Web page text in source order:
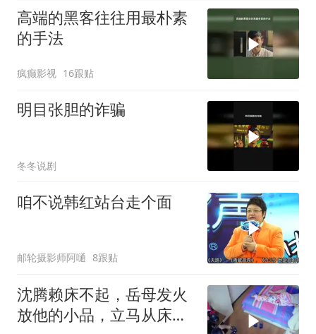
高端的黑客往往用最朴素
的手法
疯癫影视 16跟贴
明目张胆的诈骗
冬冬说剧
咱不说韩红站台走个面
邮轮摄影师阿嗵 8跟贴
沈腾赖床不起，岳母发火
放他的小品，立马从床上